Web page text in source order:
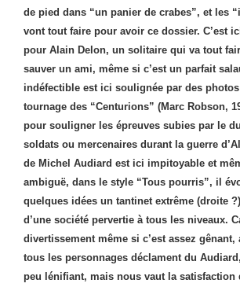
de pied dans “un panier de crabes”, et les
vont tout faire pour avoir ce dossier. C’est
pour Alain Delon, un solitaire qui va tout
sauver un ami, même si c’est un parfait
indéfectible est ici soulignée par des
tournage des “Centurions” (Marc Robson,
pour souligner les épreuves subies par le
soldats ou mercenaires durant la guerre
de Michel Audiard est ici impitoyable et
ambiguë, dans le style “Tous pourris”, il
quelques idées un tantinet extrême (droite
d’une société pervertie à tous les niveaux.
divertissement même si c’est assez gênant,
tous les personnages déclament du
peu lénifiant, mais nous vaut la satisfaction